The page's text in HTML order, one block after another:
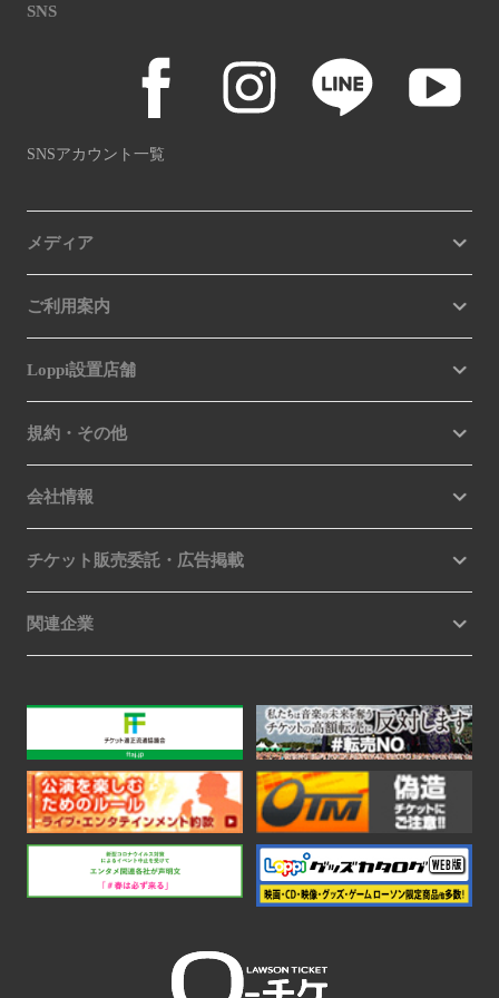
SNS
SNSアカウント一覧
メディア
ご利用案内
Loppi設置店舗
規約・その他
会社情報
チケット販売委託・広告掲載
関連企業